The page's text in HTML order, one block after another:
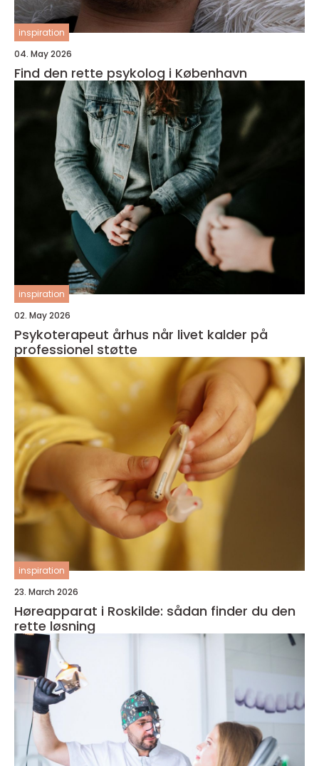
inspiration
04. May 2026
Find den rette psykolog i København
inspiration
02. May 2026
Psykoterapeut århus når livet kalder på
professionel støtte
inspiration
23. March 2026
Høreapparat i Roskilde: sådan finder du den
rette løsning